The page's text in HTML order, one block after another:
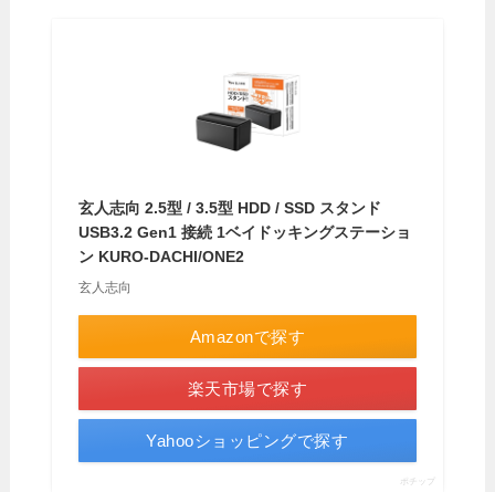
玄人志向 2.5型 / 3.5型 HDD / SSD スタンド
USB3.2 Gen1 接続 1ベイドッキングステーショ
ン KURO-DACHI/ONE2
玄人志向
Amazonで探す
楽天市場で探す
Yahooショッピングで探す
ポチップ